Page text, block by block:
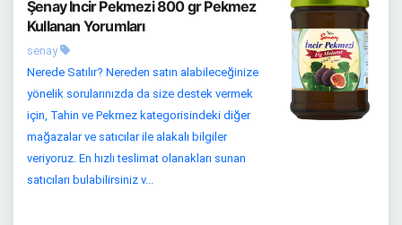
Şenay İncir Pekmezi 800 gr Pekmez
Kullanan Yorumları
senay
Nerede Satılır? Nereden satın alabileceğinize
yönelik sorularınızda da size destek vermek
için, Tahin ve Pekmez kategorisindeki diğer
mağazalar ve satıcılar ile alakalı bilgiler
veriyoruz. En hızlı teslimat olanakları sunan
satıcıları bulabilirsiniz v...